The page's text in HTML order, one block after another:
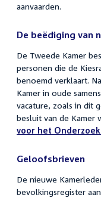
aanvaarden.
De beëdiging van
De Tweede Kamer
personen die de
benoemd verklaart.
Kamer in oude
vacature, zoals in dit
besluit van de
voor het
Geloofsbrieven
De nieuwe
bevolkingsregister